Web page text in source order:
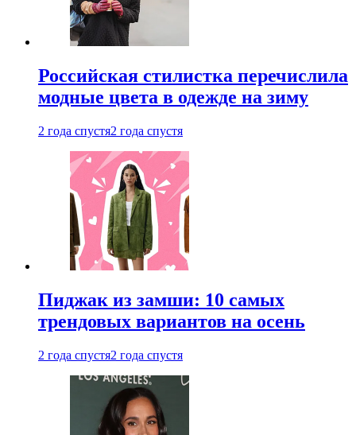
Российская стилистка перечислила
модные цвета в одежде на зиму
2 года спустя2 года спустя
Пиджак из замши: 10 самых
трендовых вариантов на осень
2 года спустя2 года спустя